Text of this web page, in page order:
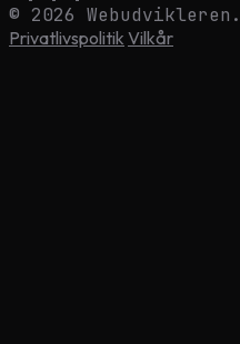
© 2026
Privatlivspolitik Vilkår